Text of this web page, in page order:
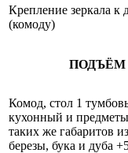
Крепление зеркала к
(комоду)
ПОДЪЁМ
Комод, стол 1
кухонный и
таких же габаритов
березы, бука и дуба